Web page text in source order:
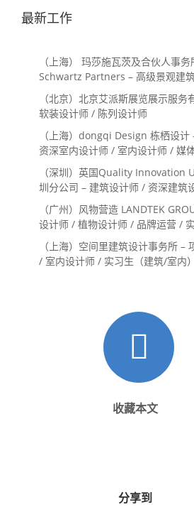
最新工作
（上海） 玛莎施瓦茨及合伙人事
Schwartz Partners – 高级景观建
Landscape Designer / 景观建筑师
Landscape Designer
（北京）北京艾派斯展览展示服务
软装设计师 / 陈列设计师
（上海）dongqi Design 栋栖设计
资深室内设计师 / 室内设计师 / 媒
系主管 / 设计实习生（常年招聘）
（深圳）英国Quality Innovation
圳分公司 – 建筑设计师 / 资深建筑
内设计师 / 设计实习生
（广州）风物营造 LANDTEK
设计师 / 植物设计师 / 品牌运营 /
（上海）空间里建筑设计事务所 –
/ 室内设计师 / 实习生（建筑/室内）
收藏本文
分享到